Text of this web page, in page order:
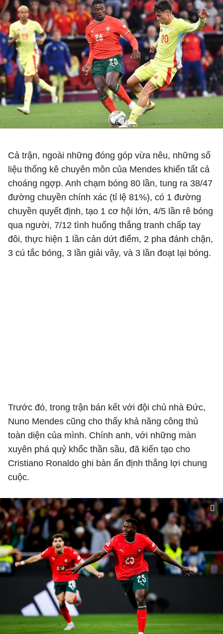
Cả trận, ngoài những đóng góp vừa nêu, những số
liệu thống kê chuyên môn của Mendes khiến tất cả
choáng ngợp. Anh chạm bóng 80 lần, tung ra 38/47
đường chuyền chính xác (tỉ lệ 81%), có 1 đường
chuyền quyết định, tạo 1 cơ hội lớn, 4/5 lần rê bóng
qua người, 7/12 tình huống thắng tranh chấp tay
đôi, thực hiện 1 lần cản dứt điểm, 2 pha đánh chặn,
3 cú tắc bóng, 3 lần giải vây, và 3 lần đoạt lại bóng.
Trước đó, trong trận bán kết với đội chủ nhà Đức,
Nuno Mendes cũng cho thấy khả năng công thủ
toàn diện của mình. Chính anh, với những màn
xuyên phá quỷ khốc thần sầu, đã kiến tạo cho
Cristiano Ronaldo ghi bàn ấn định thắng lợi chung
cuộc.